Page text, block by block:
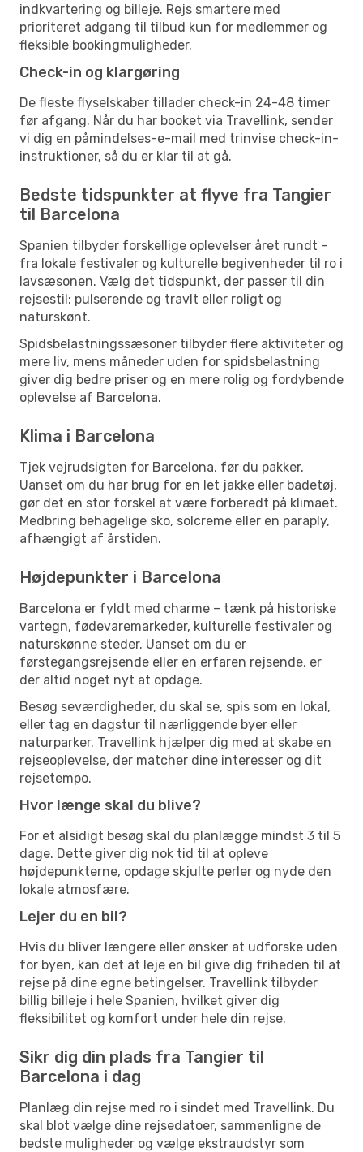
indkvartering og billeje. Rejs smartere med
prioriteret adgang til tilbud kun for medlemmer og
fleksible bookingmuligheder.
Check-in og klargøring
De fleste flyselskaber tillader check-in 24-48 timer
før afgang. Når du har booket via Travellink, sender
vi dig en påmindelses-e-mail med trinvise check-in-
instruktioner, så du er klar til at gå.
Bedste tidspunkter at flyve fra Tangier
til Barcelona
Spanien tilbyder forskellige oplevelser året rundt –
fra lokale festivaler og kulturelle begivenheder til ro i
lavsæsonen. Vælg det tidspunkt, der passer til din
rejsestil: pulserende og travlt eller roligt og
naturskønt.
Spidsbelastningssæsoner tilbyder flere aktiviteter og
mere liv, mens måneder uden for spidsbelastning
giver dig bedre priser og en mere rolig og fordybende
oplevelse af Barcelona.
Klima i Barcelona
Tjek vejrudsigten for Barcelona, før du pakker.
Uanset om du har brug for en let jakke eller badetøj,
gør det en stor forskel at være forberedt på klimaet.
Medbring behagelige sko, solcreme eller en paraply,
afhængigt af årstiden.
Højdepunkter i Barcelona
Barcelona er fyldt med charme – tænk på historiske
vartegn, fødevaremarkeder, kulturelle festivaler og
naturskønne steder. Uanset om du er
førstegangsrejsende eller en erfaren rejsende, er
der altid noget nyt at opdage.
Besøg seværdigheder, du skal se, spis som en lokal,
eller tag en dagstur til nærliggende byer eller
naturparker. Travellink hjælper dig med at skabe en
rejseoplevelse, der matcher dine interesser og dit
rejsetempo.
Hvor længe skal du blive?
For et alsidigt besøg skal du planlægge mindst 3 til 5
dage. Dette giver dig nok tid til at opleve
højdepunkterne, opdage skjulte perler og nyde den
lokale atmosfære.
Lejer du en bil?
Hvis du bliver længere eller ønsker at udforske uden
for byen, kan det at leje en bil give dig friheden til at
rejse på dine egne betingelser. Travellink tilbyder
billig billeje i hele Spanien, hvilket giver dig
fleksibilitet og komfort under hele din rejse.
Sikr dig din plads fra Tangier til
Barcelona i dag
Planlæg din rejse med ro i sindet med Travellink. Du
skal blot vælge dine rejsedatoer, sammenligne de
bedste muligheder og vælge ekstraudstyr som